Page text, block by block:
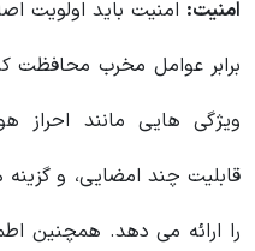
امنیت: امنیت باید اولویت
برابر عوامل مخرب محافظت
ویژگی هایی مانند احراز
قابلیت چند امضایی، و
را ارائه می دهد. همچنین